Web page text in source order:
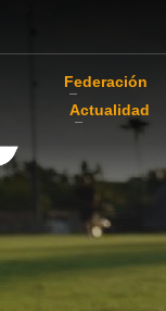
Federación
Actualidad